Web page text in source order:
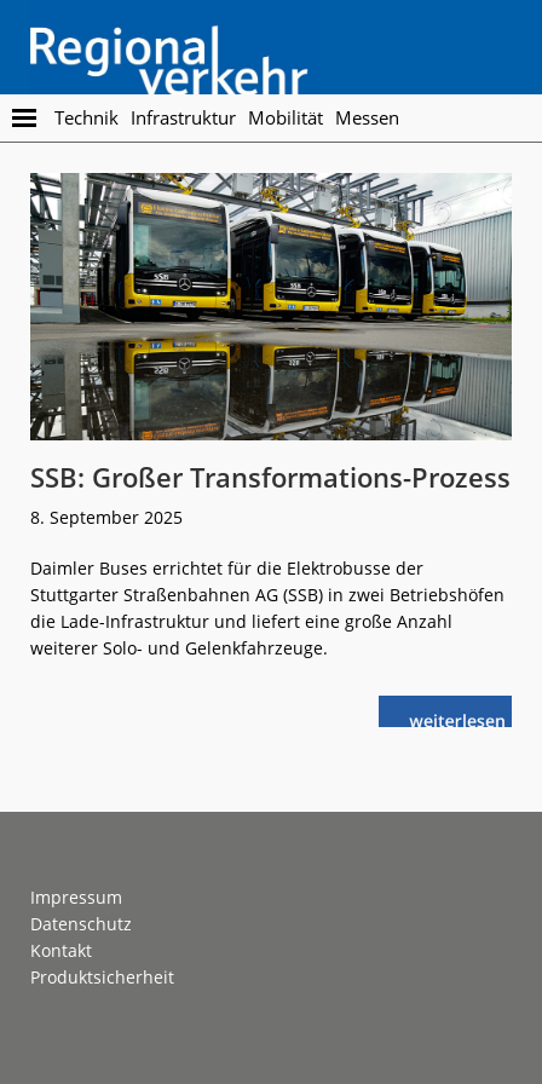
main
content
footer
Regionalverkehr
Die
Fachzeitschrift
den
Öffentlichen
Personennahverkehr
Technik Infrastruktur Mobilität Messen
SSB: Großer Transformations-Prozess
8. September 2025
Daimler Buses errichtet für die Elektrobusse der
Stuttgarter Straßenbahnen AG (SSB) in zwei Betriebshöfen
die Lade-Infrastruktur und liefert eine große Anzahl
weiterer Solo- und Gelenkfahrzeuge.
weiterlese
nSSB:
Impressum
Datenschutz
Kontakt
Produktsicherheit